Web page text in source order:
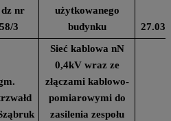
dz nr
3
użytkowanego
budynku
Sieć kablowa nN
0,4kV wraz ze
złączami kablowo-
pomiarowymi do
zasilenia zespołu